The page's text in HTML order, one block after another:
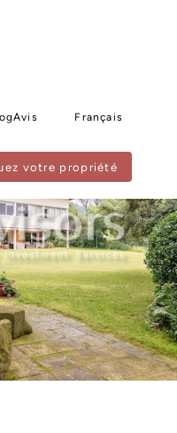
Avis Français
votre propriété